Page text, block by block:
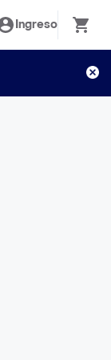
Ingreso